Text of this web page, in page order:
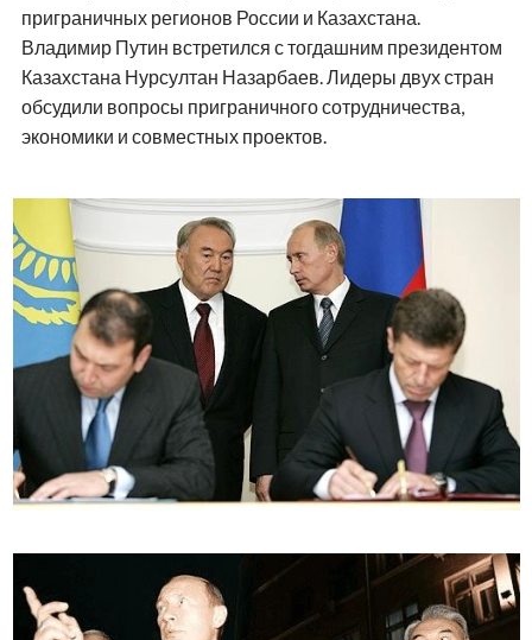
приграничных регионов России и Казахстана.
Владимир Путин встретился с тогдашним президентом
Казахстана Нурсултан Назарбаев. Лидеры двух стран
обсудили вопросы приграничного сотрудничества,
экономики и совместных проектов.